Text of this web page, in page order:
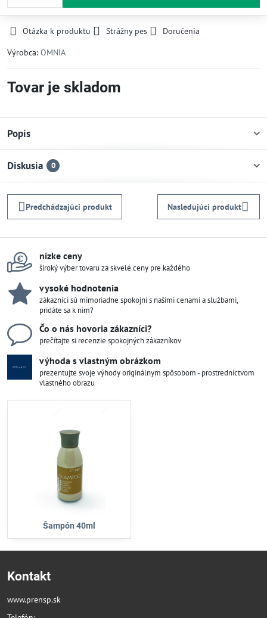
Otázka k produktu Strážny pes
Doručenia
Výrobca: OMNIA
Tovar je skladom
Popis
Diskusia 0
Predchádzajúci produkt Nasledujúci produkt
nízke ceny
široký výber tovaru za skvelé ceny pre každého
vysoké hodnotenia
zákazníci sú mimoriadne spokojní s našimi cenami a službami,
pridáte sa k nim?
Čo o nás hovoria zákazníci?
prečítajte si recenzie spokojných zákazníkov
výhoda s vlastným obrázkom
prezentujte svoje výhody originálnym spôsobom - prostredníctvom
vlastného obrazu
Šampón 40ml
Kontakt
www.prensp.sk